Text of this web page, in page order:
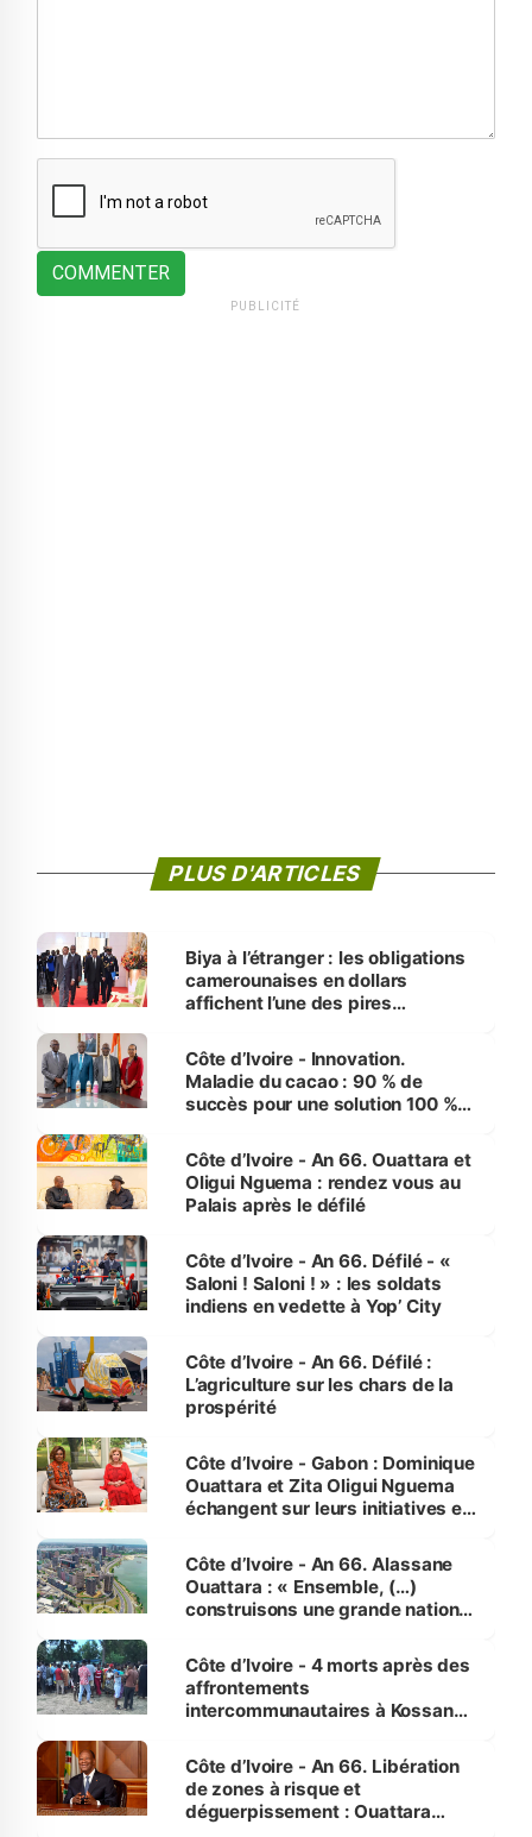
COMMENTER
PUBLICITÉ
PLUS D'ARTICLES
Biya à l’étranger : les obligations
camerounaises en dollars
affichent l’une des pires
Côte d’Ivoire - Innovation.
Maladie du cacao : 90 % de
succès pour une solution 100 %
Côte d’Ivoire - An 66. Ouattara et
Oligui Nguema : rendez vous au
Palais après le défilé
Côte d’Ivoire - An 66. Défilé - «
Saloni ! Saloni ! » : les soldats
indiens en vedette à Yop’ City
Côte d’Ivoire - An 66. Défilé :
L’agriculture sur les chars de la
prospérité
Côte d’Ivoire - Gabon : Dominique
Ouattara et Zita Oligui Nguema
échangent sur leurs initiatives en
enfants
Côte d’Ivoire - An 66. Alassane
Ouattara : « Ensemble, (…)
construisons une grande nation
générations futures »
Côte d’Ivoire - 4 morts après des
affrontements
intercommunautaires à Kossandji
milieu des sinistrés
Côte d’Ivoire - An 66. Libération
de zones à risque et
déguerpissement : Ouattara